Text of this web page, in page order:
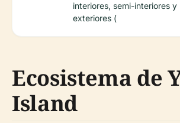
interiores, semi-interiores y
exteriores (
Ecosistema de
Island